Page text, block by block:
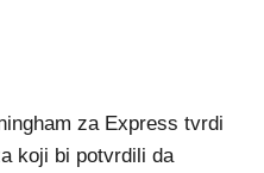
za Express tvrdi
koji bi potvrdili da